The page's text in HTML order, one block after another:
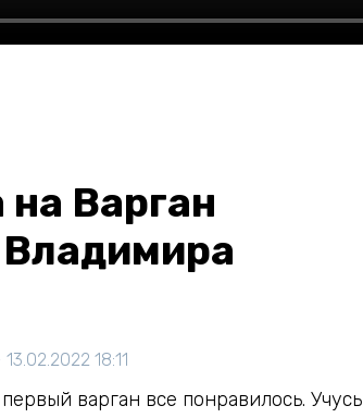
на Варган
13.02.2022 18:11
варган все понравилось. Учусь